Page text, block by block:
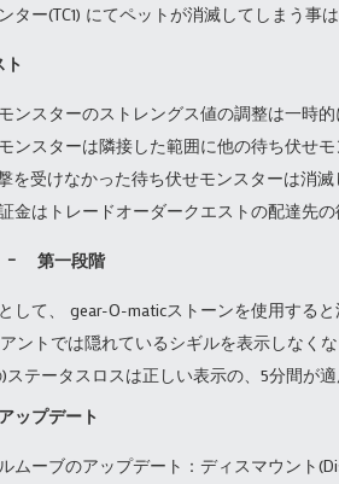
ター(TC1) にてペットが消滅してしまう事
ンスターのストレングス値の調整は一時
ンスターは隣接した範囲に他の待ち伏せ
を受けなかった待ち伏せモンスターは消
金はトレードオーダークエストの配達先
– 第一段階
して、 gear-O-maticストーンを使用する
ントでは隠れているシギルを表示しなく
ステータスロスは正しい表示の、5分間が
ップデート
ムーブのアップデート：ディスマウント